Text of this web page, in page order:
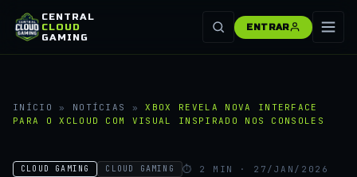
CENTRAL
CLOUD
GAMING
ENTRAR
INÍCIO » NOTÍCIAS »XBOX REVELA NOVA INTERFACE
PARA O XCLOUD COM VISUAL INSPIRADO NOS CONSOLES
CLOUD GAMING CLOUD GAMING ⏱ 2 MIN · 27/JAN/2026